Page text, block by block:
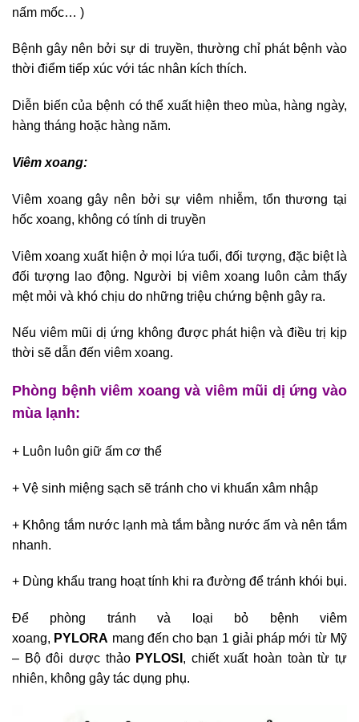
nấm mốc… )
Bệnh gây nên bởi sự di truyền, thường chỉ phát bệnh vào
thời điểm tiếp xúc với tác nhân kích thích.
Diễn biến của bệnh có thể xuất hiện theo mùa, hàng ngày,
hàng tháng hoặc hàng năm.
Viêm xoang:
Viêm xoang gây nên bởi sự viêm nhiễm, tổn thương tại
hốc xoang, không có tính di truyền
Viêm xoang xuất hiện ở mọi lứa tuổi, đối tượng, đặc biệt là
đối tượng lao động. Người bị viêm xoang luôn cảm thấy
mệt mỏi và khó chịu do những triệu chứng bệnh gây ra.
Nếu viêm mũi dị ứng không được phát hiện và điều trị kịp
thời sẽ dẫn đến viêm xoang.
Phòng bệnh viêm xoang và viêm mũi dị ứng vào
mùa lạnh:
+ Luôn luôn giữ ấm cơ thể
+ Vệ sinh miệng sạch sẽ tránh cho vi khuẩn xâm nhập
+ Không tắm nước lạnh mà tắm bằng nước ấm và nên tắm
nhanh.
+ Dùng khẩu trang hoạt tính khi ra đường để tránh khói bụi.
Để phòng tránh và loại bỏ bệnh viêm
xoang, PYLORA mang đến cho bạn 1 giải pháp mới từ Mỹ
– Bộ đôi dược thảo PYLOSI , chiết xuất hoàn toàn từ tự
nhiên, không gây tác dụng phụ.